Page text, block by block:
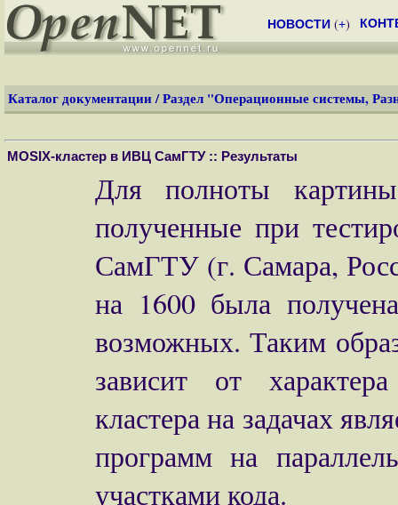
НОВОСТИ (+)
Каталог документации/Раздел "Операционные системы,
MOSIX-кластер в ИВЦ СамГТУ :: Результаты
Для полноты картины
полученные при
СамГТУ (г. Самара,
на 1600 была
возможных. Таким
зависит от
кластера на задачах
программ на
участками кода.